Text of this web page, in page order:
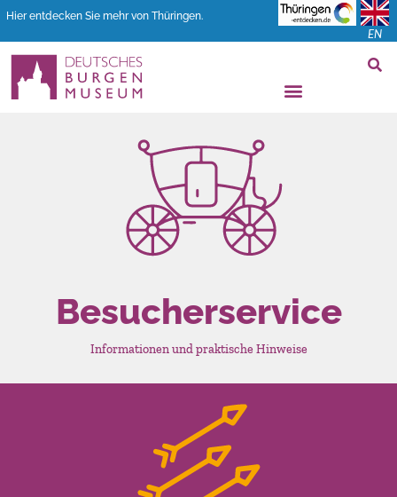
Hier entdecken Sie mehr von Thüringen.
EN
Besucherservice
Informationen und praktische Hinweise